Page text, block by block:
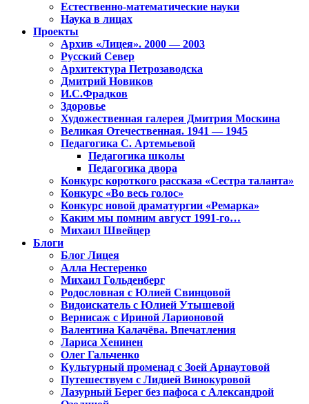
Естественно-математические науки
Наука в лицах
Проекты
Архив «Лицея». 2000 — 2003
Русский Север
Архитектура Петрозаводска
Дмитрий Новиков
И.С.Фрадков
Здоровье
Художественная галерея Дмитрия Москина
Великая Отечественная. 1941 — 1945
Педагогика С. Артемьевой
Педагогика школы
Педагогика двора
Конкурс короткого рассказа «Сестра таланта»
Конкурс «Во весь голос»
Конкурс новой драматургии «Ремарка»
Каким мы помним август 1991-го…
Михаил Швейцер
Блоги
Блог Лицея
Алла Нестеренко
Михаил Гольденберг
Родословная с Юлией Свинцовой
Видоискатель с Юлией Утышевой
Вернисаж с Ириной Ларионовой
Валентина Калачёва. Впечатления
Лариса Хенинен
Олег Гальченко
Культурный променад с Зоей Арнаутовой
Путешествуем с Лидией Винокуровой
Лазурный Берег без пафоса с Александрой